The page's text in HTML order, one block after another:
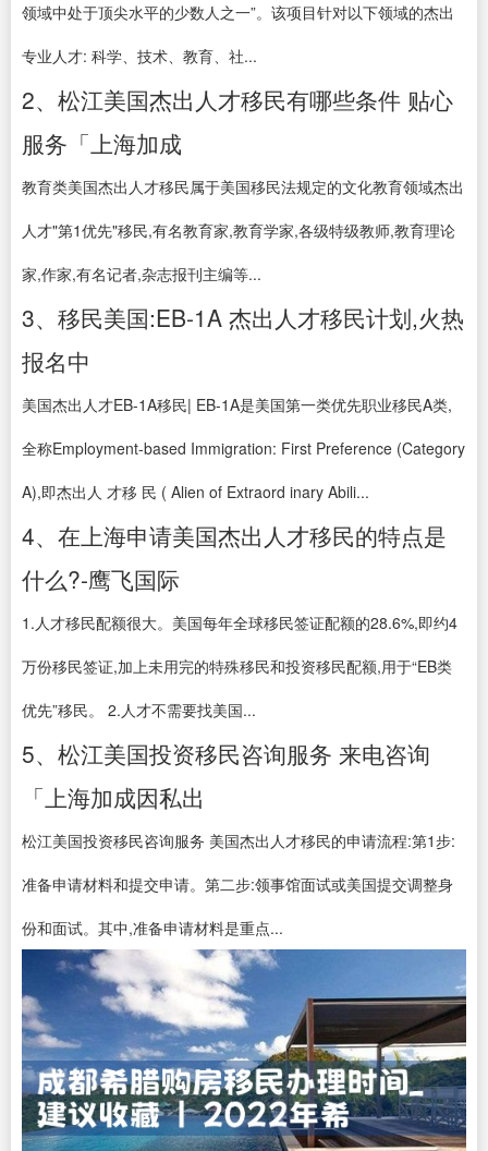
领域中处于顶尖水平的少数人之一”。该项目针对以下领域的杰出
专业人才: 科学、技术、教育、社...
2、松江美国杰出人才移民有哪些条件 贴心
服务「上海加成
教育类美国杰出人才移民属于美国移民法规定的文化教育领域杰出
人才"第1优先"移民,有名教育家,教育学家,各级特级教师,教育理论
家,作家,有名记者,杂志报刊主编等...
3、移民美国:EB-1A 杰出人才移民计划,火热
报名中
美国杰出人才EB-1A移民| EB-1A是美国第一类优先职业移民A类,
全称Employment-based Immigration: First Preference (Category
A),即杰出人 才移 民 ( Alien of Extraord inary Abili...
4、在上海申请美国杰出人才移民的特点是
什么?-鹰飞国际
1.人才移民配额很大。美国每年全球移民签证配额的28.6%,即约4
万份移民签证,加上未用完的特殊移民和投资移民配额,用于“EB类
优先”移民。 2.人才不需要找美国...
5、松江美国投资移民咨询服务 来电咨询
「上海加成因私出
松江美国投资移民咨询服务 美国杰出人才移民的申请流程:第1步:
准备申请材料和提交申请。第二步:领事馆面试或美国提交调整身
份和面试。其中,准备申请材料是重点...